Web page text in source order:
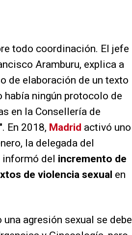
todo coordinación. El jefe
Aramburu, explica a
de elaboración de un texto
había ningún protocolo de
en la Consellería de
En 2018, Madrid activó uno
la delegada del
del incremento de
de violencia sexual en
agresión sexual se debe